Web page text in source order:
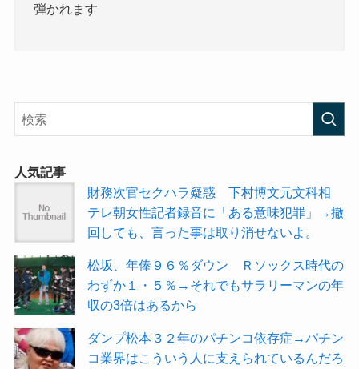
弾かれます
人気記事
財務次官セクハラ疑惑 下村博文元文科相
テレ朝女性記者録音に「ある意味犯罪」→撤
回しても、言った事は取り消せないよ。
松坂、年俸９６％ダウン Ｒソックス時代の
わずか１・５％→それでもサラリーマンの年
収の3倍はあるから
ダンプ松本３２年のパチンコ依存症→パチン
コ業界はこういう人に支えられているんだろ